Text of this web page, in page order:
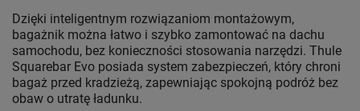
Dzięki inteligentnym rozwiązaniom montażowym,
bagażnik można łatwo i szybko zamontować na dachu
samochodu, bez konieczności stosowania narzędzi. Thule
Squarebar Evo posiada system zabezpieczeń, który chroni
bagaż przed kradzieżą, zapewniając spokojną podróż bez
obaw o utratę ładunku.